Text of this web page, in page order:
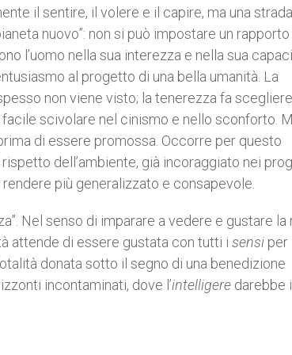
il sentire, il volere e il capire, ma una strada
nuovo”: non si può impostare un rapporto
l’uomo nella sua interezza e nella sua
al progetto di una bella umanità. La
non viene visto; la tenerezza fa
scivolare nel cinismo e nello sconforto.
di essere promossa. Occorre per questo
dell’ambiente, già incoraggiato nei
più generalizzato e consapevole.
Nel senso di imparare a vedere e gustare la
attende di essere gustata con tutti i sensi per
donata sotto il segno di una benedizione
incontaminati, dove l’intelligere darebbe i